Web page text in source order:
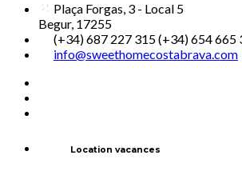
Plaça Forgas, 3 - Local 5
Begur, 17255
(+34) 687 227 315 (+34) 654 665
info@sweethomecostabrava.com
Location vacances